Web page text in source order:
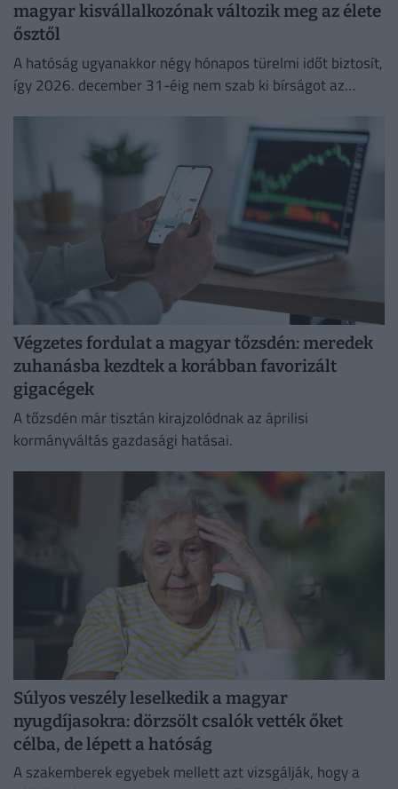
magyar kisvállalkozónak változik meg az élete
ősztől
A hatóság ugyanakkor négy hónapos türelmi időt biztosít,
így 2026. december 31-éig nem szab ki bírságot az
Végzetes fordulat a magyar tőzsdén: meredek
zuhanásba kezdtek a korábban favorizált
gigacégek
A tőzsdén már tisztán kirajzolódnak az áprilisi
kormányváltás gazdasági hatásai.
Súlyos veszély leselkedik a magyar
nyugdíjasokra: dörzsölt csalók vették őket
célba, de lépett a hatóság
A szakemberek egyebek mellett azt vizsgálják, hogy a